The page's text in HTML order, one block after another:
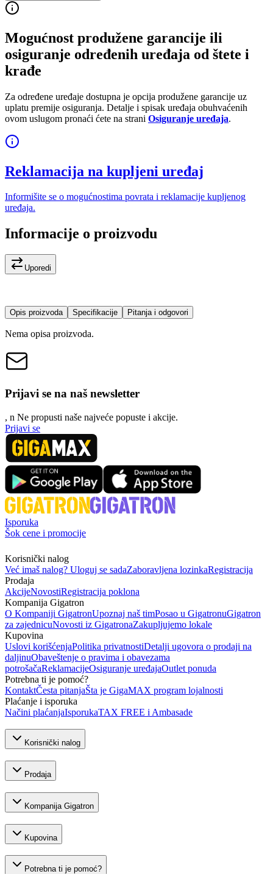
Mogućnost produžene garancije ili
osiguranje određenih uređaja od štete i
krađe
Za određene uređaje dostupna je opcija produžene garancije uz
uplatu premije osiguranja. Detalje i spisak uređaja obuhvaćenih
ovom uslugom pronaći ćete na strani Osiguranje uređaja.
Reklamacija na kupljeni uređaj
Informišite se o mogućnostima povrata i reklamacije kupljenog
uređaja.
Informacije o proizvodu
Uporedi
Opis proizvoda Specifikacije Pitanja i odgovori
Nema opisa proizvoda.
Prijavi se na naš newsletter
, n Ne propusti naše najveće popuste i akcije.
Prijavi se
Isporuka
Šok cene i promocije
Korisnički nalog
Već imaš nalog? Uloguj se sadaZaboravljena lozinkaRegistracija
Prodaja
AkcijeNovostiRegistracija poklona
Kompanija Gigatron
O Kompaniji GigatronUpoznaj naš timPosao u GigatronuGigatron
za zajednicuNovosti iz GigatronaZakupljujemo lokale
Kupovina
Uslovi korišćenjaPolitika privatnostiDetalji ugovora o prodaji na
daljinuObaveštenje o pravima i obavezama
potrošačaReklamacijeOsiguranje uređajaOutlet ponuda
Potrebna ti je pomoć?
KontaktČesta pitanjaŠta je GigaMAX program lojalnosti
Plaćanje i isporuka
Načini plaćanjaIsporukaTAX FREE i Ambasade
Korisnički nalog
Prodaja
Kompanija Gigatron
Kupovina
Potrebna ti je pomoć?